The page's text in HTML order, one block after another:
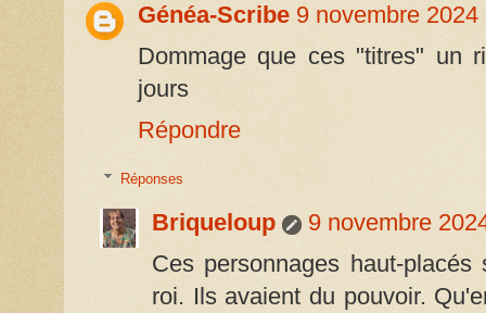
Généa-Scribe 9 novembre 2024
Dommage que ces "titres" un
jours
Répondre
Réponses
Briqueloup
9 novembre
Ces personnages haut-
roi. Ils avaient du pouvoir.